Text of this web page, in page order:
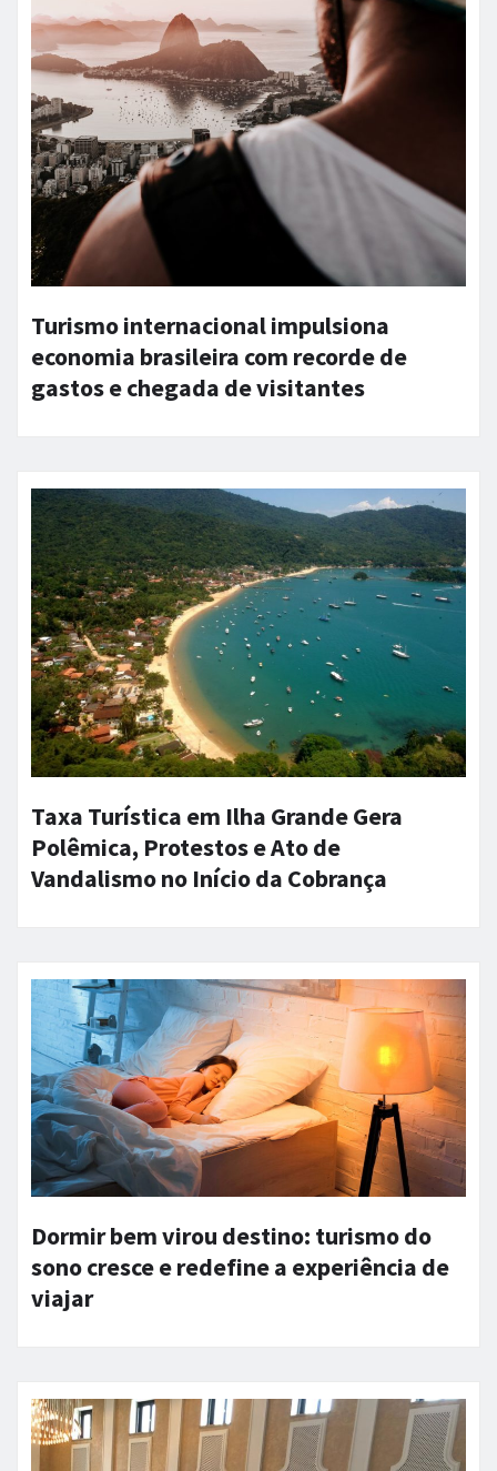
Turismo internacional impulsiona
economia brasileira com recorde de
gastos e chegada de visitantes
Taxa Turística em Ilha Grande Gera
Polêmica, Protestos e Ato de
Vandalismo no Início da Cobrança
Dormir bem virou destino: turismo do
sono cresce e redefine a experiência de
viajar